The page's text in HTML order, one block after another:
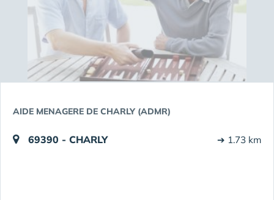
AIDE MENAGERE DE CHARLY (ADMR)
69390 - CHARLY ➔ 1.73 km